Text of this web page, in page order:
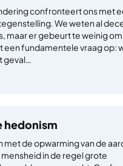
confronteert ons met
We weten al
maar er gebeurt te weinig
een fundamentele vraag op:
hedonism
met de opwarming van de
in de regel grote